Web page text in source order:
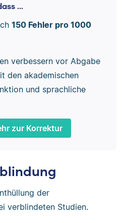
...
150 Fehler pro 1000
verbessern vor Abgabe
den akademischen
und sprachliche
zur Korrektur
der
verblindeten Studien.